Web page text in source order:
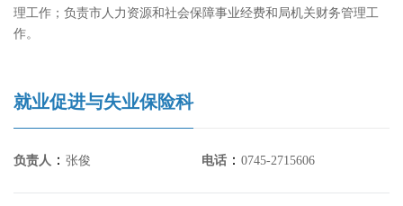
理工作；负责市人力资源和社会保障事业经费和局机关财务管理工
作。
就业促进与失业保险科
负责人 ： 张俊 电话 ： 0745-2715606